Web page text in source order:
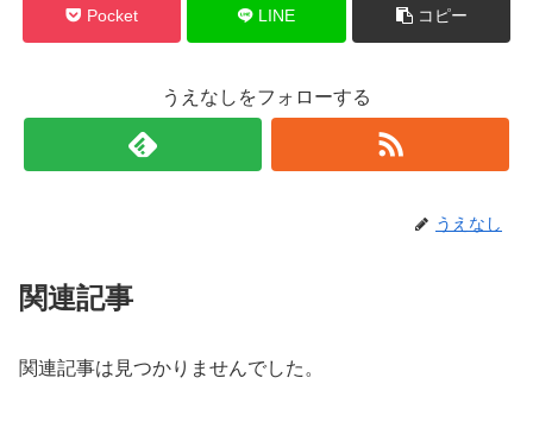
Pocket LINE コピー
うえなしをフォローする
うえなし
関連記事
関連記事は見つかりませんでした。